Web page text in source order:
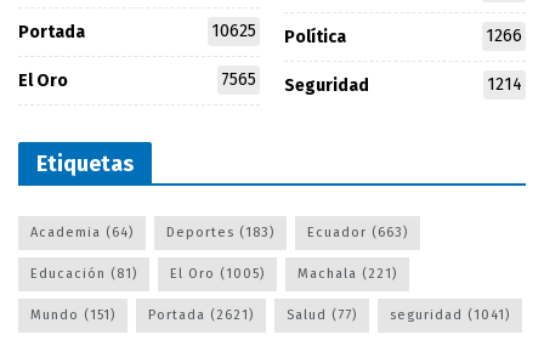
Portada 10625
El Oro 7565
Política 1266
Seguridad 1214
Etiquetas
Academia (64) Deportes (183) Ecuador (663)
Educación (81) El Oro (1005) Machala (221)
Mundo (151) Portada (2621) Salud (77) seguridad (1041)